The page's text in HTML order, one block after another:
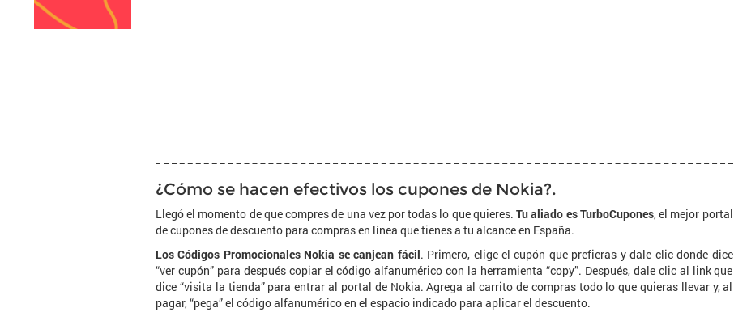
¿Cómo se hacen efectivos los cupones de Nokia?.
Llegó el momento de que compres de una vez por todas lo que quieres.Tu aliado es TurboCupones, el mejor portal
de cupones de descuento para compras en línea que tienes a tu alcance en España.
Los Códigos Promocionales Nokia se canjean fácil. Primero, elige el cupón que prefieras y dale clic donde dice
“ver cupón” para después copiar el código alfanumérico con la herramienta “copy”. Después, dale clic al link que
dice “visita la tienda” para entrar al portal de Nokia. Agrega al carrito de compras todo lo que quieras llevar y, al
pagar, “pega” el código alfanumérico en el espacio indicado para aplicar el descuento.